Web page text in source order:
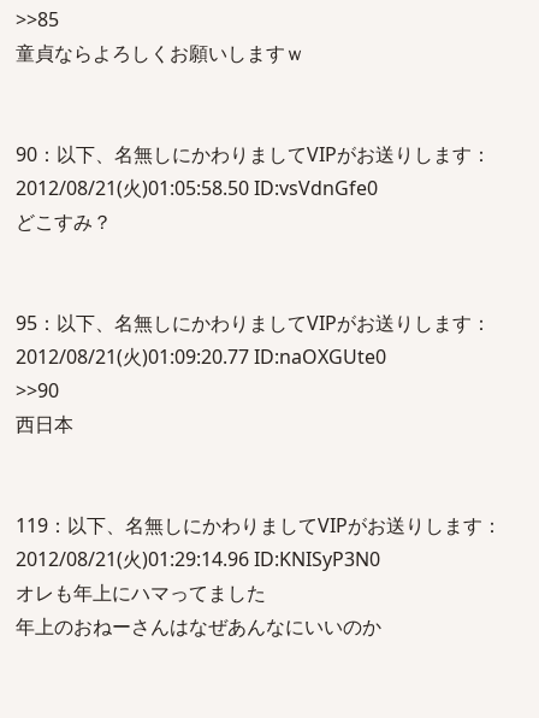
>>85
童貞ならよろしくお願いしますｗ
90：以下、名無しにかわりましてVIPがお送りします：
2012/08/21(火)01:05:58.50 ID:vsVdnGfe0
どこすみ？
95：以下、名無しにかわりましてVIPがお送りします：
2012/08/21(火)01:09:20.77 ID:naOXGUte0
>>90
西日本
119：以下、名無しにかわりましてVIPがお送りします：
2012/08/21(火)01:29:14.96 ID:KNISyP3N0
オレも年上にハマってました
年上のおねーさんはなぜあんなにいいのか